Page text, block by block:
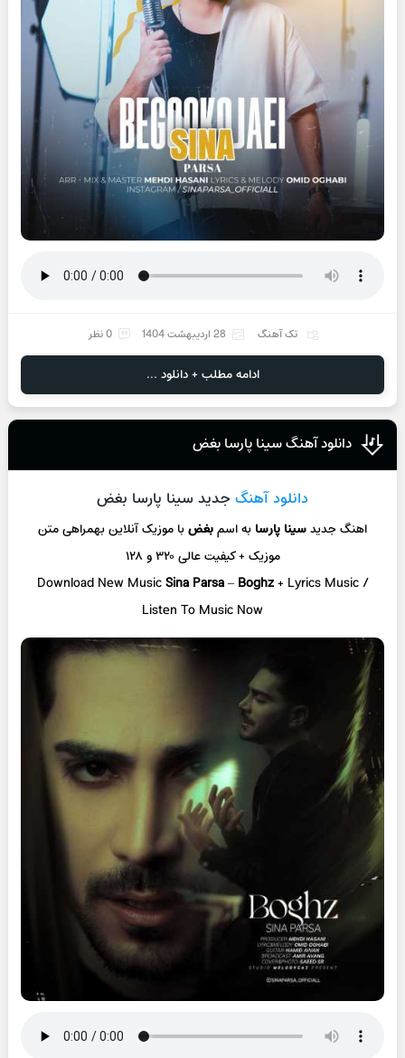
تک آهنگ 28 اردیبهشت 1404 0 نظر
ادامه مطلب + دانلود ...
دانلود آهنگ سینا پارسا بغض
دانلود آهنگ جدید سینا پارسا بغض
اهنگ جدیدسینا پارسا به اسمبغضبا موزیک آنلاینبهمراهی متن
موزیک + کیفیت عالی ۳۲۰ و ۱۲۸
Download New MusicSina Parsa–Boghz+ Lyrics Music /
Listen To Music Now